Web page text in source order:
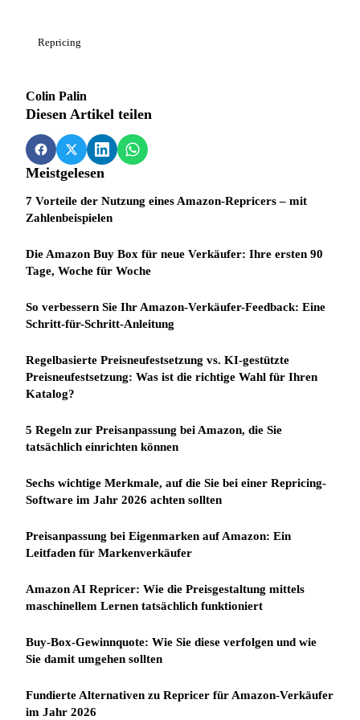
Repricing
Colin Palin
Diesen Artikel teilen
Meistgelesen
7 Vorteile der Nutzung eines Amazon-Repricers – mit
Zahlenbeispielen
Die Amazon Buy Box für neue Verkäufer: Ihre ersten 90
Tage, Woche für Woche
So verbessern Sie Ihr Amazon-Verkäufer-Feedback: Eine
Schritt-für-Schritt-Anleitung
Regelbasierte Preisneufestsetzung vs. KI-gestützte
Preisneufestsetzung: Was ist die richtige Wahl für Ihren
Katalog?
5 Regeln zur Preisanpassung bei Amazon, die Sie
tatsächlich einrichten können
Sechs wichtige Merkmale, auf die Sie bei einer Repricing-
Software im Jahr 2026 achten sollten
Preisanpassung bei Eigenmarken auf Amazon: Ein
Leitfaden für Markenverkäufer
Amazon AI Repricer: Wie die Preisgestaltung mittels
maschinellem Lernen tatsächlich funktioniert
Buy-Box-Gewinnquote: Wie Sie diese verfolgen und wie
Sie damit umgehen sollten
Fundierte Alternativen zu Repricer für Amazon-Verkäufer
im Jahr 2026